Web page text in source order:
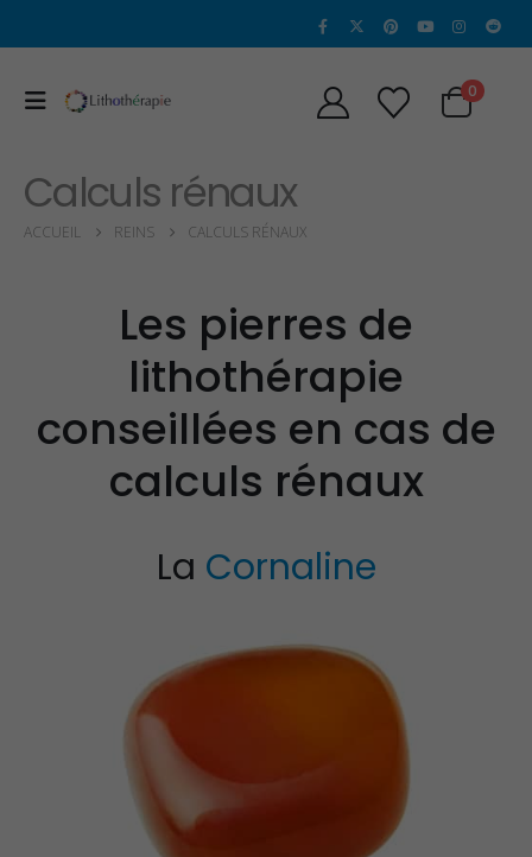
0
Calculs rénaux
ACCUEIL REINS CALCULS RÉNAUX
Les pierres de
lithothérapie
conseillées en cas de
calculs rénaux
La Cornaline
Propriétés et vertus
Propriétés et vertus
Propriétés et Vertus
de la Pierre Amétrine
Propriétés et
Propriétés et
Propriétés et
du Larimar